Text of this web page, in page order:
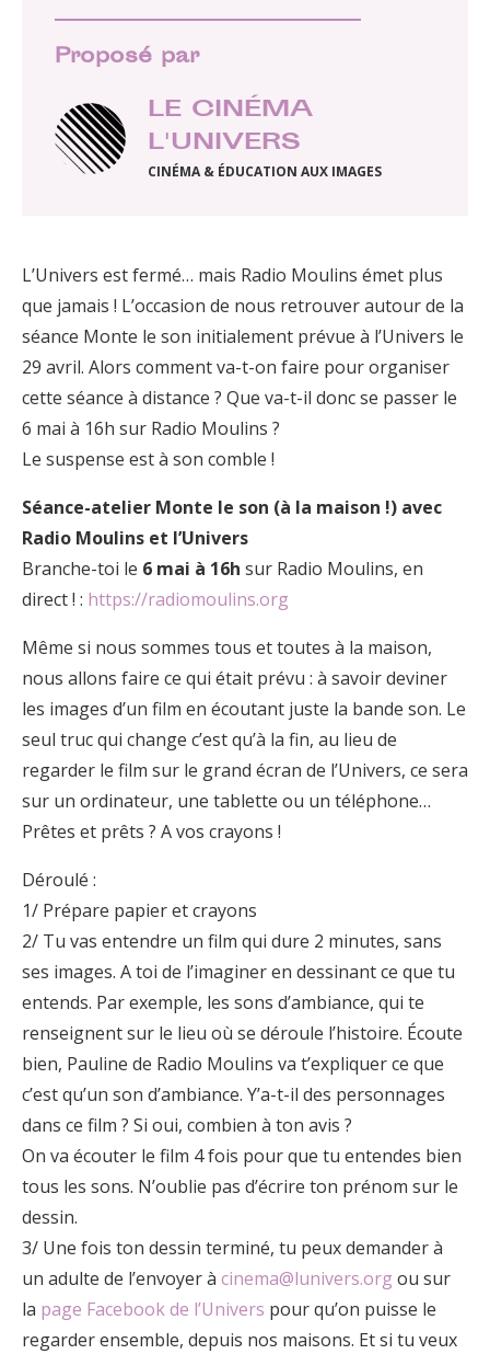
Proposé par
LE CINÉMA
L'UNIVERS
CINÉMA & ÉDUCATION AUX IMAGES
L’Univers est fermé… mais Radio Moulins émet plus
que jamais ! L’occasion de nous retrouver autour de la
séance Monte le son initialement prévue à l’Univers le
29 avril. Alors comment va-t-on faire pour organiser
cette séance à distance ? Que va-t-il donc se passer le
6 mai à 16h sur Radio Moulins ?
Le suspense est à son comble !
Séance-atelier Monte le son (à la maison !) avec
Radio Moulins et l’Univers
Branche-toi le 6 mai à 16h sur Radio Moulins, en
direct ! : https://radiomoulins.org
Même si nous sommes tous et toutes à la maison,
nous allons faire ce qui était prévu : à savoir deviner
les images d’un film en écoutant juste la bande son. Le
seul truc qui change c’est qu’à la fin, au lieu de
regarder le film sur le grand écran de l’Univers, ce sera
sur un ordinateur, une tablette ou un téléphone…
Prêtes et prêts ? A vos crayons !
Déroulé :
1/ Prépare papier et crayons
2/ Tu vas entendre un film qui dure 2 minutes, sans
ses images. A toi de l’imaginer en dessinant ce que tu
entends. Par exemple, les sons d’ambiance, qui te
renseignent sur le lieu où se déroule l’histoire. Écoute
bien, Pauline de Radio Moulins va t’expliquer ce que
c’est qu’un son d’ambiance. Y’a-t-il des personnages
dans ce film ? Si oui, combien à ton avis ?
On va écouter le film 4 fois pour que tu entendes bien
tous les sons. N’oublie pas d’écrire ton prénom sur le
dessin.
3/ Une fois ton dessin terminé, tu peux demander à
un adulte de l’envoyer à cinema@lunivers.org ou sur
la page Facebook de l’Univers pour qu’on puisse le
regarder ensemble, depuis nos maisons. Et si tu veux